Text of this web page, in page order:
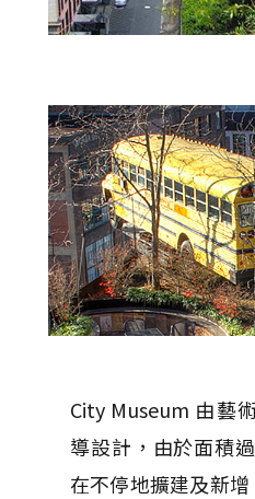
City Museum 由藝
導設計，由於面積
在不停地擴建及新